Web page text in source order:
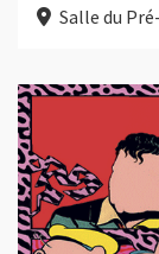
Salle du
Plus